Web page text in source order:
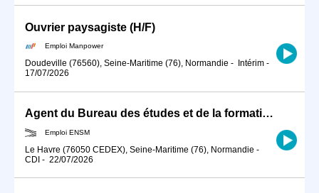
Ouvrier paysagiste (H/F)
Emploi Manpower
Doudeville (76560), Seine-Maritime (76), Normandie - Intérim -
17/07/2026
Agent du Bureau des études et de la formation (BEF)
Emploi ENSM
Le Havre (76050 CEDEX), Seine-Maritime (76), Normandie -
CDI - 22/07/2026